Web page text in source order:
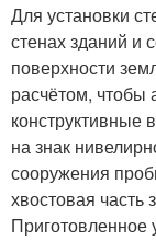
Для установки
стенах зданий и
поверхности
расчётом, чтобы
конструктивные
на знак
сооружения
хвостовая часть
Приготовленное